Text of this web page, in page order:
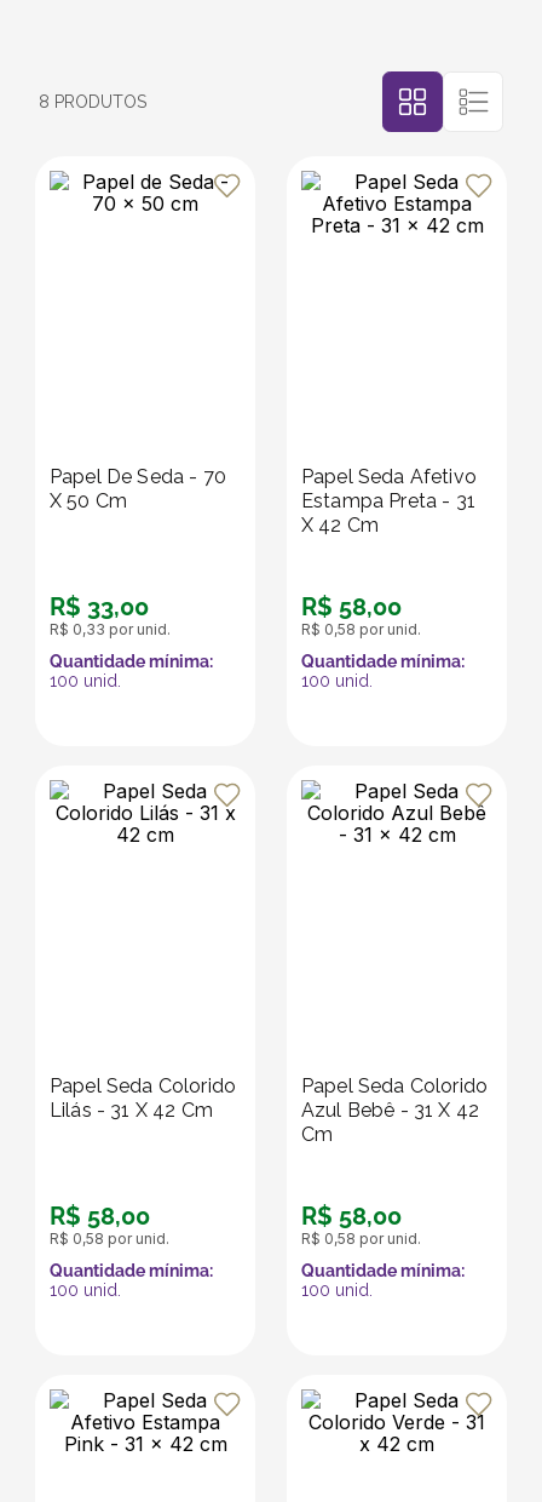
8 PRODUTOS
Papel De Seda - 70
X 50 Cm
R$ 33,00
R$ 0,33 por unid.
Quantidade mínima:
100 unid.
Papel Seda Afetivo
Estampa Preta - 31
X 42 Cm
R$ 58,00
R$ 0,58 por unid.
Quantidade mínima:
100 unid.
Papel Seda Colorido
Lilás - 31 X 42 Cm
R$ 58,00
R$ 0,58 por unid.
Quantidade mínima:
100 unid.
Papel Seda Colorido
Azul Bebê - 31 X 42
Cm
R$ 58,00
R$ 0,58 por unid.
Quantidade mínima:
100 unid.
papel semente